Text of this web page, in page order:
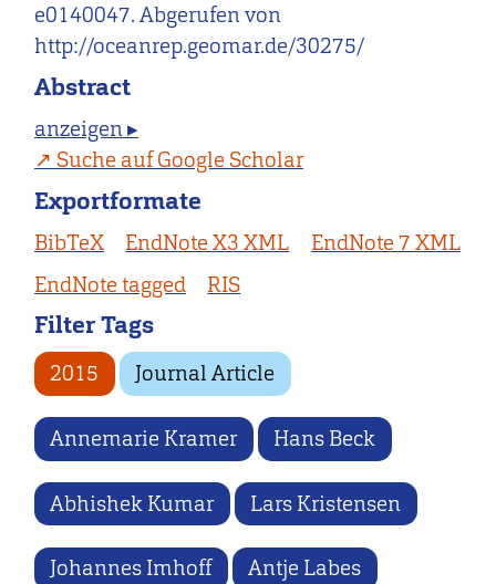
e0140047. Abgerufen von
http://oceanrep.geomar.de/30275/
Abstract
anzeigen ▸
Suche auf Google Scholar
Exportformate
BibTeX EndNote X3 XML
EndNote 7 XML
EndNote tagged
RIS
Filter Tags
2015 Journal Article
Annemarie Kramer Hans Beck
Abhishek Kumar Lars Kristensen
Johannes Imhoff Antje Labes